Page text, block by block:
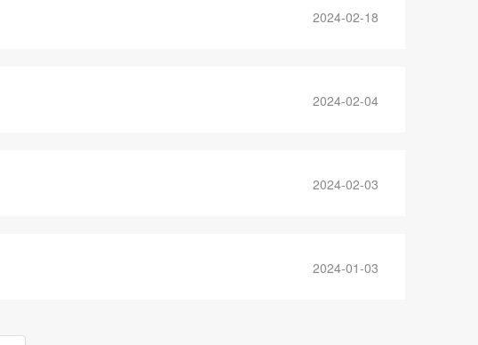
2024-02-18
2024-02-04
2024-02-03
2024-01-03